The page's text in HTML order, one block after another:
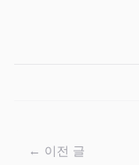
← 이전 글